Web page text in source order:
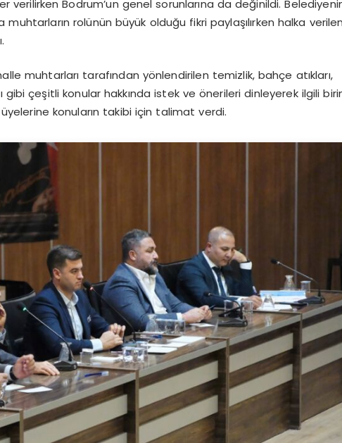
verilirken Bodrum’un genel sorunlarına da değinildi.
rolünün büyük olduğu fikri paylaşılırken halka verilen
muhtarları tarafından yönlendirilen temizlik, bahçe atıkları,
gibi çeşitli konular hakkında istek ve önerileri dinleyerek ilgili
konuların takibi için talimat verdi.